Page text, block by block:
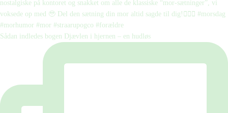
Sådan indledes bogen Djævlen i hjernen – en hudløs